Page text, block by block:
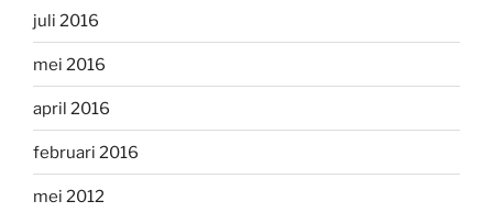
juli 2016
mei 2016
april 2016
februari 2016
mei 2012